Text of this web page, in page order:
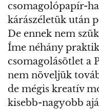
csomagolópapír-
kárászéletük után
De ennek nem
Íme néhány
csomagolásötlet a
nem növeljük
de mégis kreatív
kisebb-nagyobb